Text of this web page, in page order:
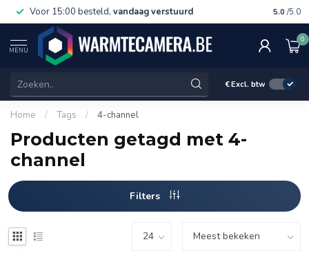
Voor 15:00 besteld, vandaag verstuurd Gratis
5.0 /5.0
MENU
0
€Excl. btw
Home / Tags / 4-channel
Producten getagd met 4-
channel
Filters